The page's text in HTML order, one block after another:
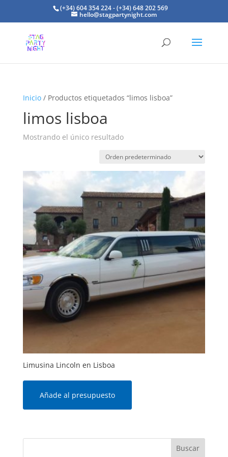
(+34) 604 354 224 - (+34) 648 202 569
hello@stagpartynight.com
Inicio/ Productos etiquetados “limos lisboa”
limos lisboa
Mostrando el único resultado
Limusina Lincoln en Lisboa
Añade al presupuesto